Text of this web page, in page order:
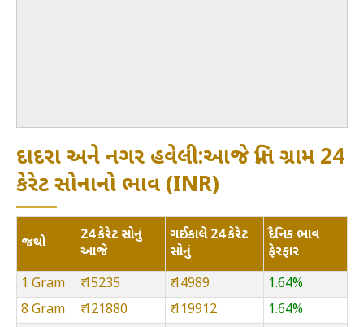
દાદરા અને નગર હવેલી:આજે પ્રતિ ગ્રામ 24
કેરેટ સોનાનો ભાવ (INR)
જથ્થો
24 કેરેટ સોનું
આજે
ગઈકાલે 24 કેરેટ
સોનું
દૈનિક ભાવ
ફેરફાર
1 Gram
₹ 15235 ₹ 14989
1.64%
8 Gram
₹ 121880 ₹ 119912
1.64%